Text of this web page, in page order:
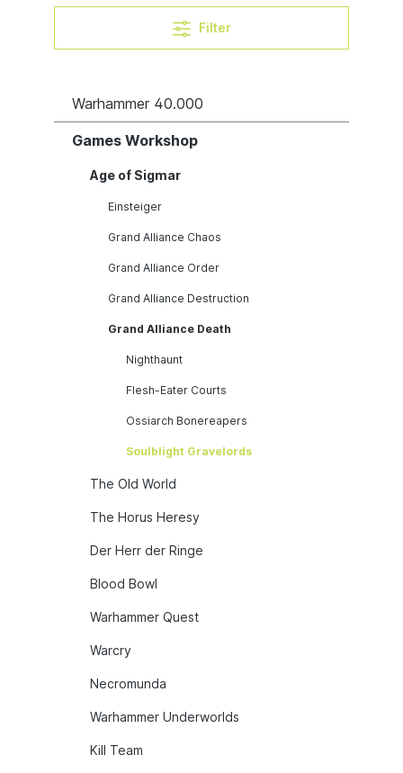
Filter
Warhammer 40.000
Games Workshop
Age of Sigmar
Einsteiger
Grand Alliance Chaos
Grand Alliance Order
Grand Alliance Destruction
Grand Alliance Death
Nighthaunt
Flesh-Eater Courts
Ossiarch Bonereapers
Soulblight Gravelords
The Old World
The Horus Heresy
Der Herr der Ringe
Blood Bowl
Warhammer Quest
Warcry
Necromunda
Warhammer Underworlds
Kill Team